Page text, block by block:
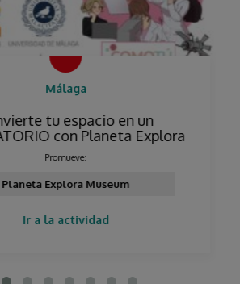
Málaga
tu espacio en un
con Planeta Explora
Promueve:
Planeta Explora Museum
Ir a la actividad